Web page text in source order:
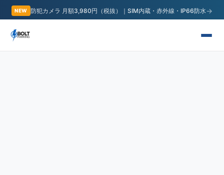
NEW 防犯カメラ 月額3,980円（税抜）｜SIM内蔵・赤外線・IP66防水→